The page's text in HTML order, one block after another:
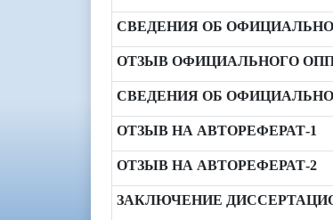
СВЕДЕНИЯ ОБ
ОТЗЫВ ОФИЦИАЛЬНОГО
СВЕДЕНИЯ ОБ
ОТЗЫВ НА АВТОРЕФЕРАТ-1
ОТЗЫВ НА АВТОРЕФЕРАТ-2
ЗАКЛЮЧЕНИЕ